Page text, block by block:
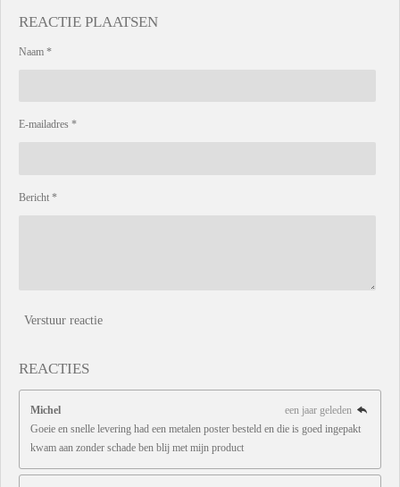
REACTIE PLAATSEN
Naam *
E-mailadres *
Bericht *
Verstuur reactie
REACTIES
Michel
een jaar geleden
Goeie en snelle levering had een metalen poster besteld en die is goed ingepakt
kwam aan zonder schade ben blij met mijn product